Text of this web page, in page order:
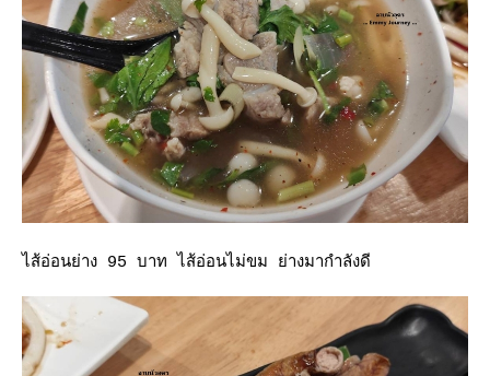
ไส้อ่อนย่าง 95 บาท ไส้อ่อนไม่ขม ย่างมากำลังดี